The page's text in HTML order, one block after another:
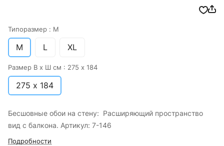
Типоразмер : M
M L XL
Размер В х Ш см : 275 х 184
275 х 184
Бесшовные обои на стену: Расширяющий пространство
вид с балкона. Артикул: 7-146
Подробности